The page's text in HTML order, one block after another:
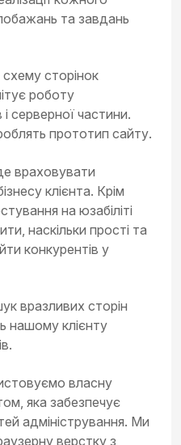
та завдань
схему сторінок
роботу
серверної частини.
прототип сайту.
враховувати
клієнта. Крім
на юзабіліті
наскільки прості та
конкурентів у
вразливих сторін
нашому клієнту
власну
яка забезпечує
адміністрування. Ми
верстку з